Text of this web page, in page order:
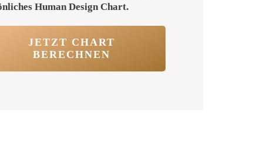
Human DesignChart.
JETZT CHART
BERECHNEN